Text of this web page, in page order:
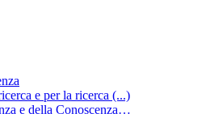
e per la ricerca (...)
e della Conoscenza…